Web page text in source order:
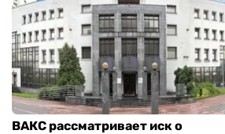
ВАКС рассматривает иск о